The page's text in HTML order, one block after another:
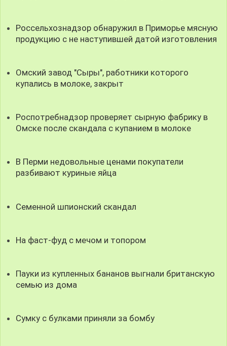
Россельхознадзор обнаружил в Приморье мясную
продукцию с не наступившей датой изготовления
Омский завод "Сыры", работники которого
купались в молоке, закрыт
Роспотребнадзор проверяет сырную фабрику в
Омске после скандала с купанием в молоке
В Перми недовольные ценами покупатели
разбивают куриные яйца
Семенной шпионский скандал
На фаст-фуд с мечом и топором
Пауки из купленных бананов выгнали британскую
семью из дома
Сумку с булками приняли за бомбу